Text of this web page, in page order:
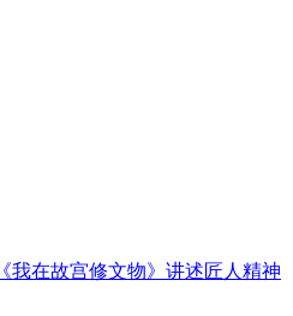
我在故宫修文物》讲述匠人精神